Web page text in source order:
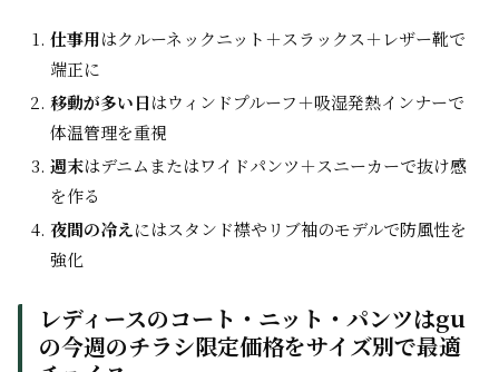
仕事用はクルーネックニット＋スラックス＋レザー靴で
端正に
移動が多い日はウィンドプルーフ＋吸湿発熱インナーで
体温管理を重視
週末はデニムまたはワイドパンツ＋スニーカーで抜け感
を作る
夜間の冷えにはスタンド襟やリブ袖のモデルで防風性を
強化
レディースのコート・ニット・パンツはgu
の今週のチラシ限定価格をサイズ別で最適